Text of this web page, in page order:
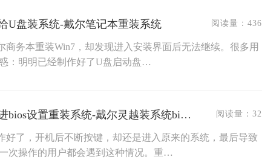
U盘装系统-戴尔笔记本重装系统 阅读量： 436
商务本重装Win7，却发现进入安装界面后无法继续。很多用
：明明已经制作好了U盘启动盘…
戴尔灵越13怎么进bios设置重装系统-戴尔灵越装系统bios设置 阅读量： 32
好了，开机后不断按键，却还是进入原来的系统，最后导致
次操作的用户都会遇到这种情况。重…